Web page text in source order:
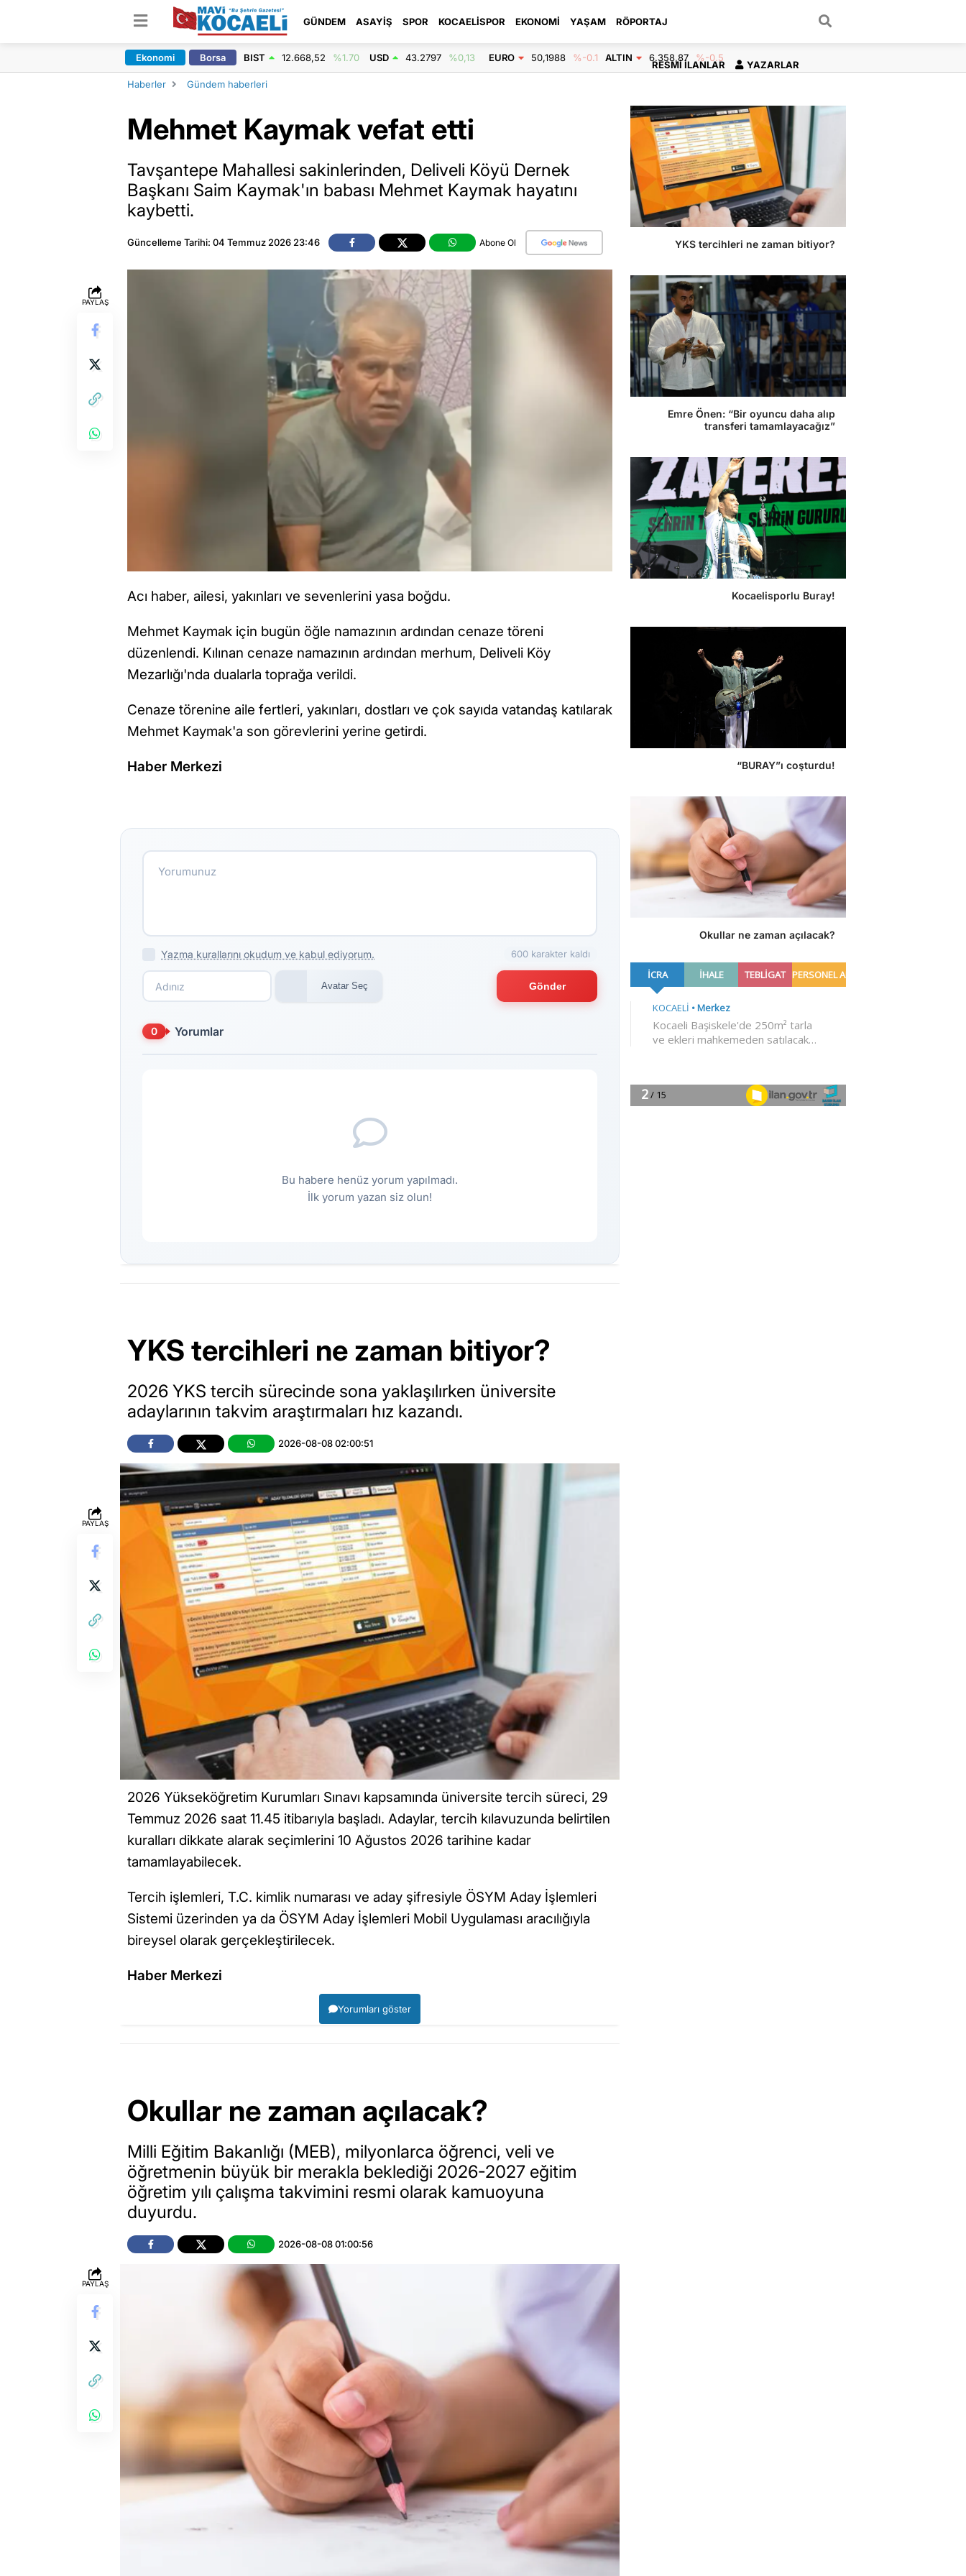
GÜNDEM ASAYIŞ SPOR KOCAELISPOR EKONOMI YAŞAM RÖPORTAJ
RESMI İLANLAR YAZARLAR
Ekonomi Borsa BIST 12.668,52 %1.70 USD 43.2797 %0,13 EURO 50,1988 %-0.1 ALTIN 6.358,87 %-0.5
Haberler Gündem haberleri
PAYLAŞ
Mehmet Kaymak vefat etti
Tavşantepe Mahallesi sakinlerinden, Deliveli Köyü Dernek
Başkanı Saim Kaymak'ın babası Mehmet Kaymak hayatını
kaybetti.
Güncelleme Tarihi: 04 Temmuz 2026 23:46 Abone Ol
Acı haber, ailesi, yakınları ve sevenlerini yasa boğdu.
Mehmet Kaymak için bugün öğle namazının ardından cenaze töreni
düzenlendi. Kılınan cenaze namazının ardından merhum, Deliveli Köy
Mezarlığı'nda dualarla toprağa verildi.
Cenaze törenine aile fertleri, yakınları, dostları ve çok sayıda vatandaş katılarak
Mehmet Kaymak'a son görevlerini yerine getirdi.
Haber Merkezi
Yazma kurallarını okudum ve kabul ediyorum. 600 karakter kaldı
Avatar Seç Gönder
0 Yorumlar
Bu habere henüz yorum yapılmadı.
İlk yorum yazan siz olun!
PAYLAŞ
YKS tercihleri ne zaman bitiyor?
2026 YKS tercih sürecinde sona yaklaşılırken üniversite
adaylarının takvim araştırmaları hız kazandı.
2026-08-08 02:00:51
2026 Yükseköğretim Kurumları Sınavı kapsamında üniversite tercih süreci, 29
Temmuz 2026 saat 11.45 itibarıyla başladı. Adaylar, tercih kılavuzunda belirtilen
kuralları dikkate alarak seçimlerini 10 Ağustos 2026 tarihine kadar
tamamlayabilecek.
Tercih işlemleri, T.C. kimlik numarası ve aday şifresiyle ÖSYM Aday İşlemleri
Sistemi üzerinden ya da ÖSYM Aday İşlemleri Mobil Uygulaması aracılığıyla
bireysel olarak gerçekleştirilecek.
Haber Merkezi
Yorumları göster
PAYLAŞ
Okullar ne zaman açılacak?
Milli Eğitim Bakanlığı (MEB), milyonlarca öğrenci, veli ve
öğretmenin büyük bir merakla beklediği 2026-2027 eğitim
öğretim yılı çalışma takvimini resmi olarak kamuoyuna
duyurdu.
2026-08-08 01:00:56
YKS tercihleri ne zaman bitiyor?
Emre Önen: “Bir oyuncu daha alıp
transferi tamamlayacağız”
Kocaelisporlu Buray!
“BURAY”ı coşturdu!
Okullar ne zaman açılacak?